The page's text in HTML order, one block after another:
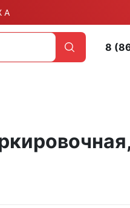
А
8